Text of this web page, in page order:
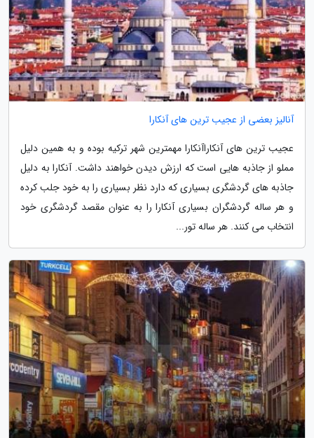
آنالیز بعضی از عجیب ترین های آنکارا
عجیب ترین های آنکاراآنکارا مهمترین شهر ترکیه بوده و به همین دلیل
مملو از جاذبه هایی است که ارزش دیدن خواهند داشت. آنکارا به دلیل
جاذبه های گردشگری بسیاری که دارد نظر بسیاری را به خود جلب کرده
و هر ساله گردشگران بسیاری آنکارا را به عنوان مقصد گردشگری خود
انتخاب می کنند. هر ساله تور...